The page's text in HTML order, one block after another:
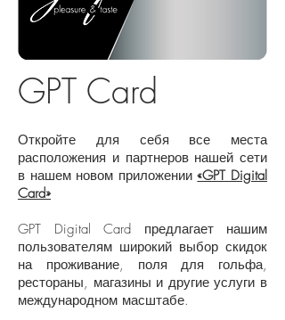
GPT Card
Откройте для себя все места
расположения и партнеров нашей сети
в нашем новом приложении«GPT Digital
Card»
GPT Digital Card предлагает нашим
пользователям широкий выбор скидок
на проживание, поля для гольфа,
рестораны, магазины и другие услуги в
международном масштабе.